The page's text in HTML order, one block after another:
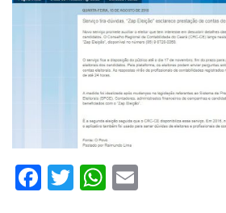
Facebook
TwitterWhatsApp